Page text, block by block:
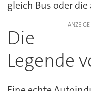
gleich Bus oder
ANZEIGE
Die
Legende